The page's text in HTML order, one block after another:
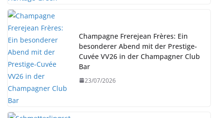
Champagne Frerejean Frères: Ein
besonderer Abend mit der Prestige-
Cuvée VV26 in der Champagner Club
Bar
23/07/2026